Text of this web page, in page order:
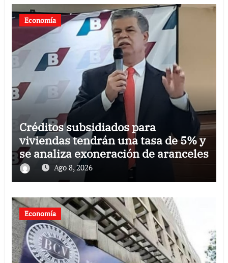
Economía
Créditos subsidiados para
viviendas tendrán una tasa de 5% y
se analiza exoneración de aranceles
Ago 8, 2026
Economía